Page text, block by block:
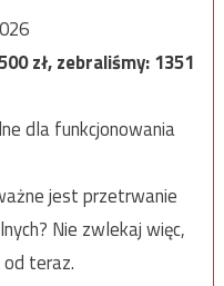
zł, zebraliśmy:1351
dla funkcjonowania
jest przetrwanie
Nie zwlekaj więc,
teraz.